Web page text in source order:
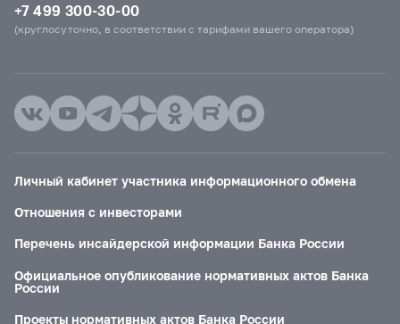
+7 499 300-30-00
(круглосуточно, в соответствии с тарифами вашего оператора)
Личный кабинет участника информационного обмена
Отношения с инвесторами
Перечень инсайдерской информации Банка России
Официальное опубликование нормативных актов Банка
России
Проекты нормативных актов Банка России